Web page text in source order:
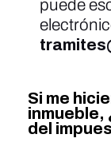
Si me
inmueble,
del
puede